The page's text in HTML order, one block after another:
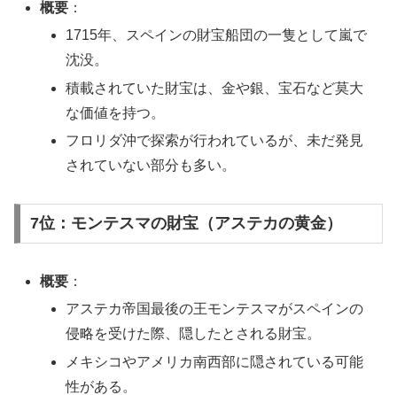
概要 ：
1715年、スペインの財宝船団の一隻として嵐で
沈没。
積載されていた財宝は、金や銀、宝石など莫大
な価値を持つ。
フロリダ沖で探索が行われているが、未だ発見
されていない部分も多い。
7位：モンテスマの財宝（アステカの黄金）
概要 ：
アステカ帝国最後の王モンテスマがスペインの
侵略を受けた際、隠したとされる財宝。
メキシコやアメリカ南西部に隠されている可能
性がある。